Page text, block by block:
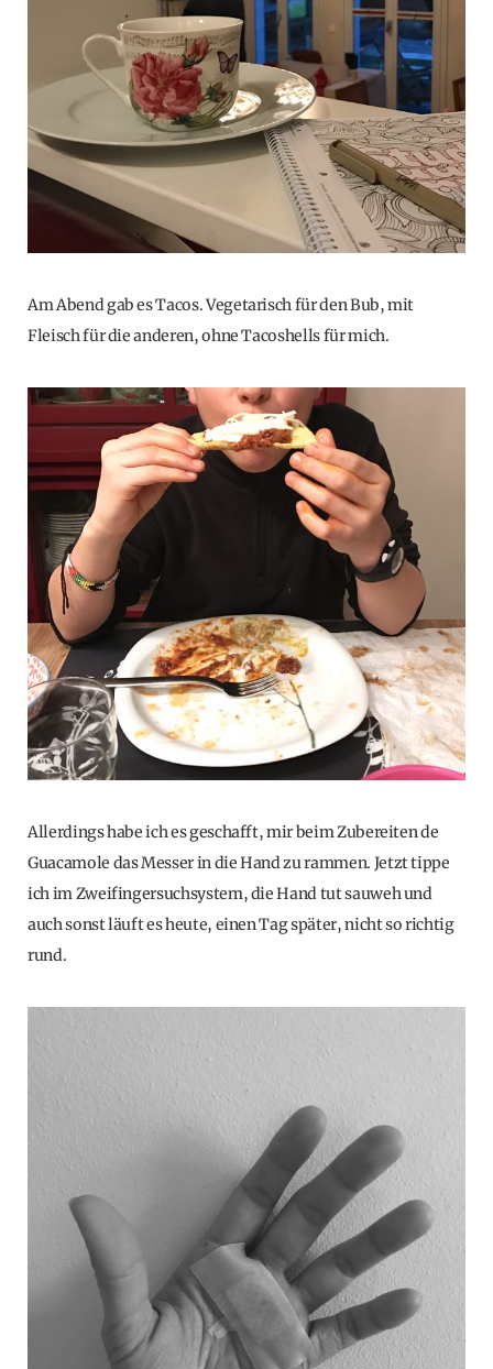
Am Abend gab es Tacos. Vegetarisch für den Bub, mit
Fleisch für die anderen, ohne Tacoshells für mich.
Allerdings habe ich es geschafft, mir beim Zubereiten de
Guacamole das Messer in die Hand zu rammen. Jetzt tippe
ich im Zweifingersuchsystem, die Hand tut sauweh und
auch sonst läuft es heute, einen Tag später, nicht so richtig
rund.